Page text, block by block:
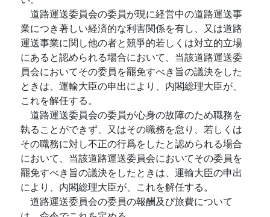
道路運送委員会の委員が現に経営中の道路運送事
業につき著しい経済的な利害関係を有し、又は道路
運送事業に関し他の者と競爭的若しくは対立的立場
にあると認められる場合において、当該道路運送委
員会においてその委員を罷免すべき旨の議決をした
ときは、運輸大臣の申出により、内閣総理大臣が、
これを解任する。
道路運送委員会の委員が心身の故障のため職務を
執ることができず、又はその職務を怠り、若しくは
その職務に対し不正の行爲をしたと認められる場合
において、当該道路運送委員会においてその委員を
罷免すべき旨の議決をしたときは、運輸大臣の申出
により、内閣総理大臣が、これを解任する。
道路運送委員会の委員の報酬及び旅費について